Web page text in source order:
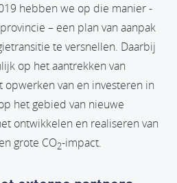
hebben we op die manier -
– een plan van aanpak
te versnellen. Daarbij
op het aantrekken van
van en investeren in
het gebied van nieuwe
ontwikkelen en realiseren van
grote CO2-impact.